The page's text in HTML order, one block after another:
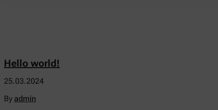
Hello world!
25.03.2024
By admin